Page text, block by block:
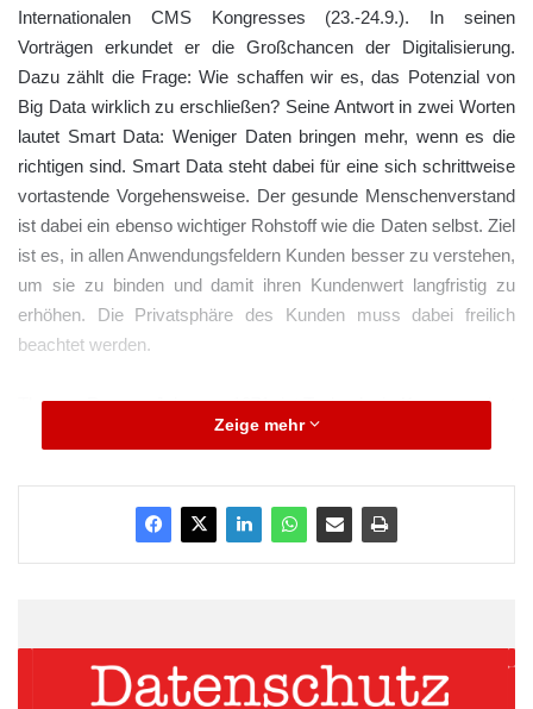
Internationalen CMS Kongresses (23.-24.9.). In seinen
Vorträgen erkundet er die Großchancen der Digitalisierung.
Dazu zählt die Frage: Wie schaffen wir es, das Potenzial von
Big Data wirklich zu erschließen? Seine Antwort in zwei Worten
lautet Smart Data: Weniger Daten bringen mehr, wenn es die
richtigen sind. Smart Data steht dabei für eine sich schrittweise
vortastende Vorgehensweise. Der gesunde Menschenverstand
ist dabei ein ebenso wichtiger Rohstoff wie die Daten selbst. Ziel
ist es, in allen Anwendungsfeldern Kunden besser zu verstehen,
um sie zu binden und damit ihren Kundenwert langfristig zu
erhöhen. Die Privatsphäre des Kunden muss dabei freilich
beachtet werden.
Thomas Ramge, Jahrgang 1971, ist Technologie-Korrespondent
des Wirtschaftsmagazins brand eins und schreibt als
Redakteur beim SWR, Politischer Korrespondent bei Deutsche
Welle TV und Chefredakteur des Berater-Magazins think:act.
Zeige mehr